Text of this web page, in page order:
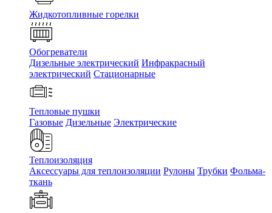
Жидкотопливные горелки
Обогреватели
Дизельные электрический Инфракрасный
электрический Стационарные
Тепловые пушки
Газовые Дизельные Электрические
Теплоизоляция
Аксессуары для теплоизоляции Рулоны Трубки Фольма-
ткань